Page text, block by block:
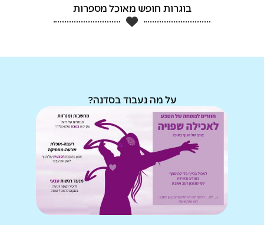
בוגרות חופש מאוכל מספרות
על מה נעבוד בסדנה?